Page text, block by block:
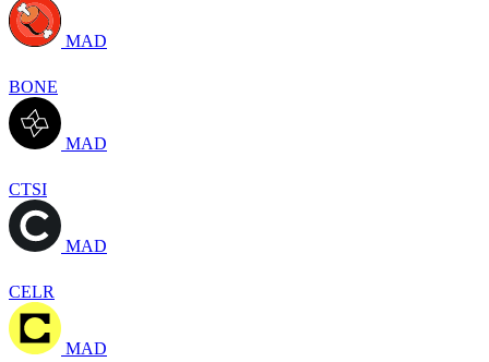
MAD
BONE
MAD
CTSI
MAD
CELR
MAD